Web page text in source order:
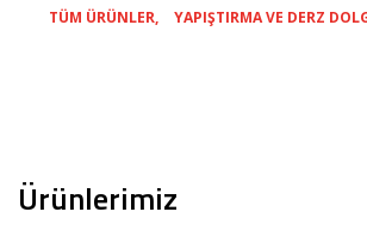
Ürünlerimiz
TÜM ÜRÜNLER YAPIŞTIRMA VE DERZ